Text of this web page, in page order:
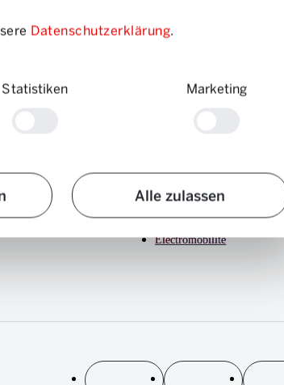
Datenschutzerklärung.
Statistiken Marketing
Alle zulassen
Login
Bons d'achat
Durabilité
Electromobilité